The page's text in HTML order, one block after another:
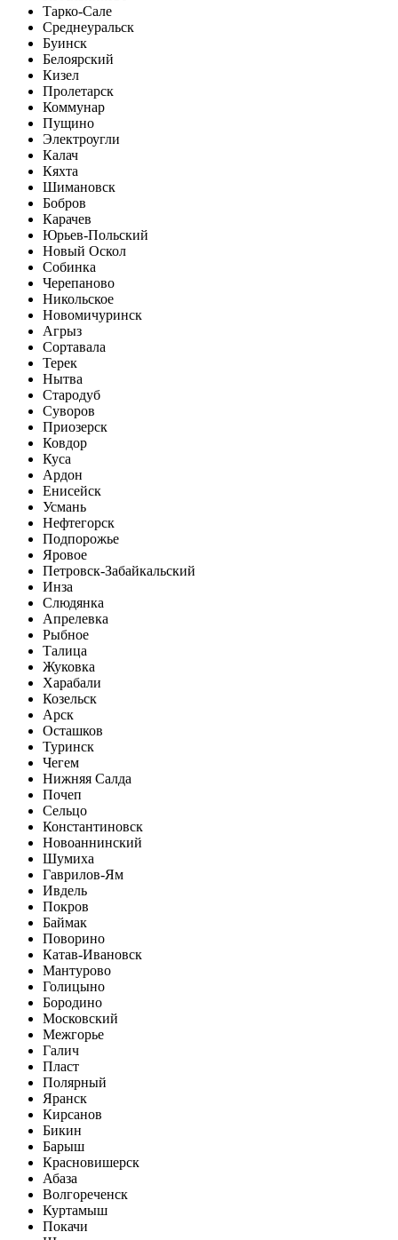
Тарко-Сале
Среднеуральск
Буинск
Белоярский
Кизел
Пролетарск
Коммунар
Пущино
Электроугли
Калач
Кяхта
Шимановск
Бобров
Карачев
Юрьев-Польский
Новый Оскол
Собинка
Черепаново
Никольское
Новомичуринск
Агрыз
Сортавала
Терек
Нытва
Стародуб
Суворов
Приозерск
Ковдор
Куса
Ардон
Енисейск
Усмань
Нефтегорск
Подпорожье
Яровое
Петровск-Забайкальский
Инза
Слюдянка
Апрелевка
Рыбное
Талица
Жуковка
Харабали
Козельск
Арск
Осташков
Туринск
Чегем
Нижняя Салда
Почеп
Сельцо
Константиновск
Новоаннинский
Шумиха
Гаврилов-Ям
Ивдель
Покров
Баймак
Поворино
Катав-Ивановск
Мантурово
Голицыно
Бородино
Московский
Межгорье
Галич
Пласт
Полярный
Яранск
Кирсанов
Бикин
Барыш
Красновишерск
Абаза
Волгореченск
Куртамыш
Покачи